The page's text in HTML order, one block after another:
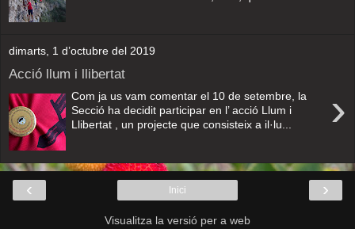
dimarts, 1 d’octubre del 2019
Acció llum i llibertat
›
Com ja us vam comentar el 10 de setembre, la
Secció ha decidit participar en l’ acció Llum i
Llibertat , un projecte que consisteix a il·lu...
‹ ›
Inici
Visualitza la versió per a web